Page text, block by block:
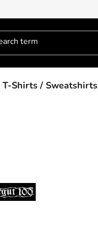
T-Shirts / Sweatshirts